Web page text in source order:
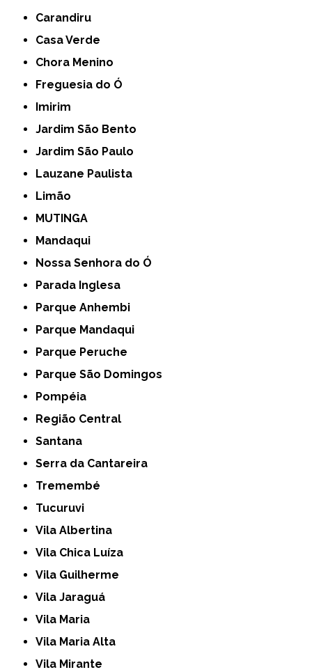
Carandiru
Casa Verde
Chora Menino
Freguesia do Ó
Imirim
Jardim São Bento
Jardim São Paulo
Lauzane Paulista
Limão
MUTINGA
Mandaqui
Nossa Senhora do Ó
Parada Inglesa
Parque Anhembi
Parque Mandaqui
Parque Peruche
Parque São Domingos
Pompéia
Região Central
Santana
Serra da Cantareira
Tremembé
Tucuruvi
Vila Albertina
Vila Chica Luíza
Vila Guilherme
Vila Jaraguá
Vila Maria
Vila Maria Alta
Vila Mirante